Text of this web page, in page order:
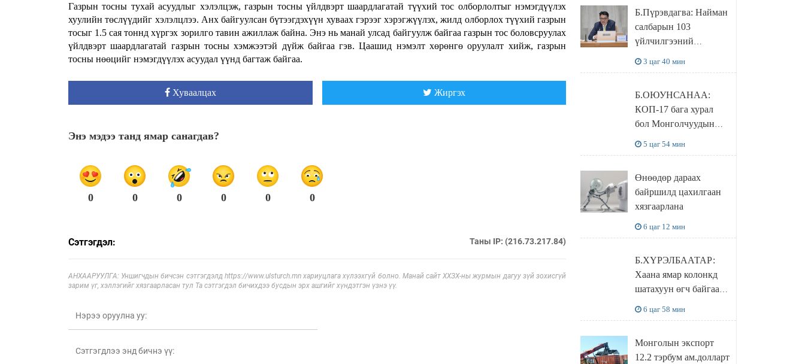
Газрын тосны тухай асуудлыг хэлэлцэж, газрын тосны үйлдвэрт шаардлагатай түүхий тос олборлолтыг нэмэгдүүлэх
хуулийн төслүүдийг хэлэлцлээ. Анх байгуулсан бүтээгдэхүүн хуваах гэрээг хэрэгжүүлэх, жилд олборлох түүхий газрын
тосыг 1.5 сая тоннд хүргэх зорилго тавин ажиллаж байна. Энэ нь манай улсад байгуулж байгаа газрын тос боловсруулах
үйлдвэрт шаардлагатай газрын тосны хэмжээтэй дүйж байгаа гэв. Цаашид нэмэлт хөрөнгө оруулалт хийж, газрын
тосны нөөцийг нэмэгдүүлэх асуудал үүнд багтаж байгаа.
Хуваалцах Жиргэх
Энэ мэдээ танд ямар санагдав?
0 0 0 0 0 0
Сэтгэгдэл: Таны IP: (216.73.217.84)
АНХААРУУЛГА: Уншигчдын бичсэн сэтгэгдэлд https://www.ulsturch.mn хариуцлага хүлээхгүй болно. Манай сайт ХХЗХ-ны журмын дагуу зүй зохисгүй
зарим үг, хэллэгийг хязгаарласан тул Та сэтгэгдэл бичихдээ бусдын эрх ашгийг хүндэтгэн үзнэ үү.
Б.Пүрэвдагва: Найман
салбарын 103
үйлчилгээний
нөхцөл бүрдэнэ
3 цаг 40 мин
Б.ОЮУНСАНАА:
КОП-17 бага хурал
бол Монголчуудын
ДЭЛХИЙД
СУРТАЛЧИЛАХ гол
бодлого
5 цаг 54 мин
Өнөөдөр дараах
байршилд цахилгаан
хязгаарлана
6 цаг 12 мин
Б.ХҮРЭЛБААТАР:
Хаана ямар колонкд
шатахуун өгч байгаа,
боломжтой
6 цаг 58 мин
Монголын экспорт
12.2 тэрбум ам.долларт